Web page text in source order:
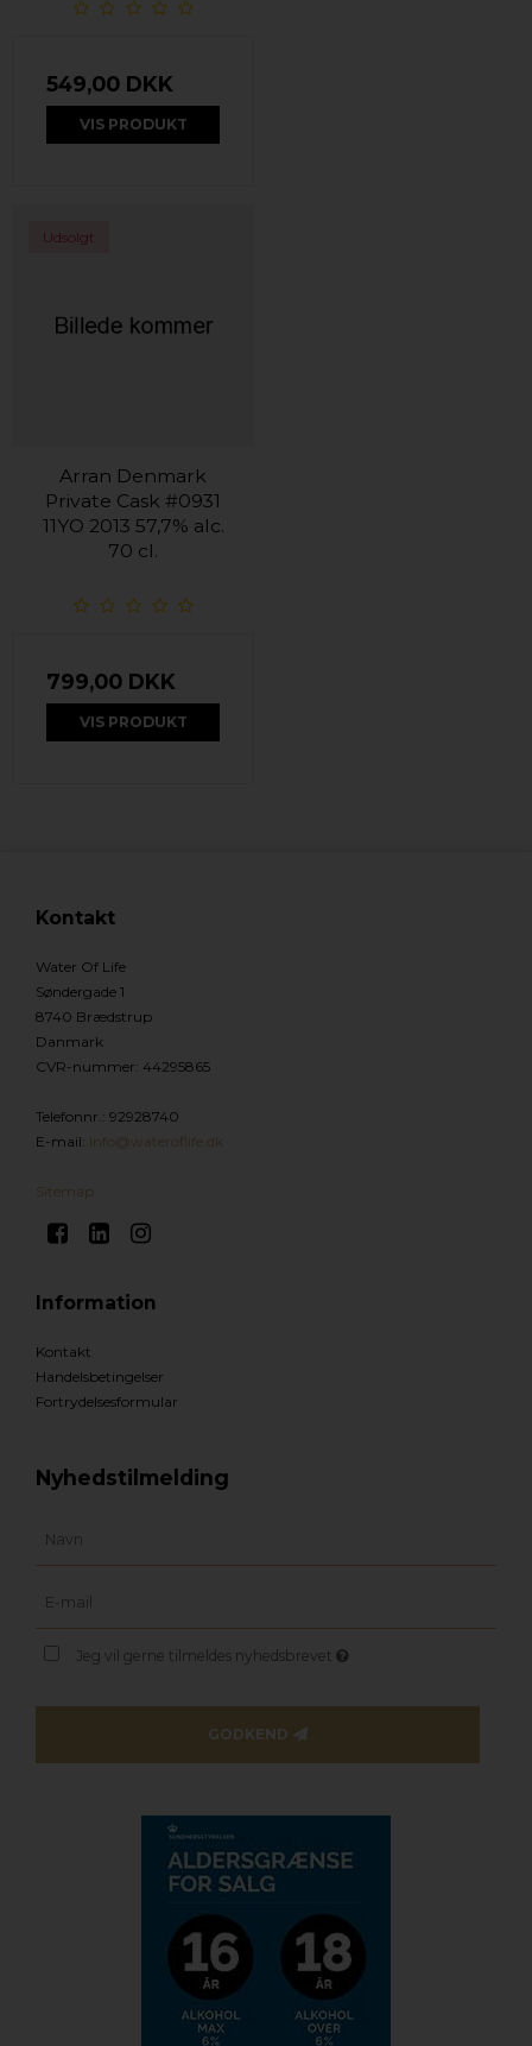
549,00 DKK
VIS PRODUKT
Udsolgt
Arran Denmark
Private Cask #0931
11YO 2013 57,7% alc.
70 cl.
799,00 DKK
VIS PRODUKT
Kontakt
Water Of Life
Søndergade 1
8740 Brædstrup
Danmark
CVR-nummer: 44295865
Telefonnr.: 92928740
E-mail: Info@wateroflife.dk
Sitemap
Information
Kontakt
Handelsbetingelser
Fortrydelsesformular
Nyhedstilmelding
Jeg vil gerne tilmeldes nyhedsbrevet
GODKEND